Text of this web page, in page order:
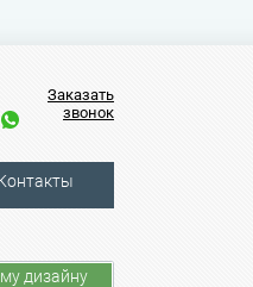
Заказать
звонок
дизайну